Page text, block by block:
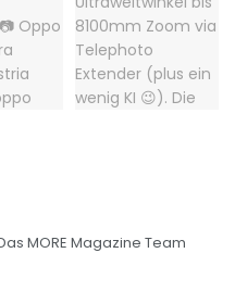
MORE Magazine Team